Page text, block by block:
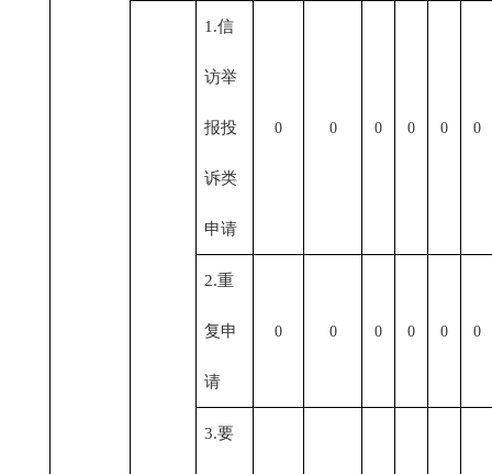
1.信
访举
报投
诉类
申请
0 0 0 0 0 0
2.重
复申
请
0 0 0 0 0 0
3.要